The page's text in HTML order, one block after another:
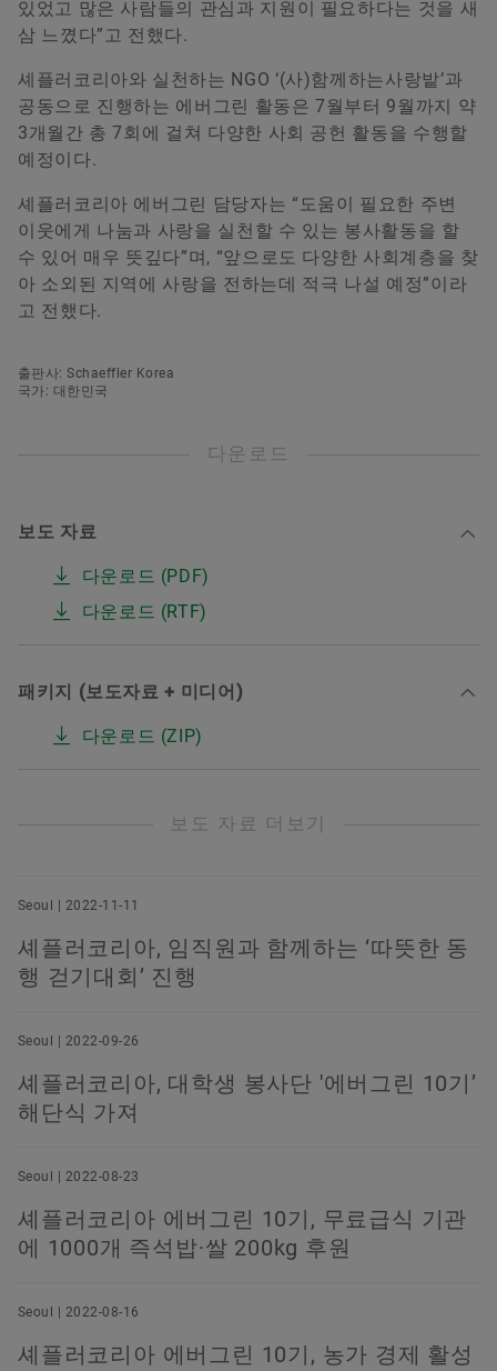
있었고 많은 사람들의 관심과 지원이 필요하다는 것을 새
삼 느꼈다”고 전했다.
셰플러코리아와 실천하는 NGO ‘(사)함께하는사랑밭’과
공동으로 진행하는 에버그린 활동은 7월부터 9월까지 약
3개월간 총 7회에 걸쳐 다양한 사회 공헌 활동을 수행할
예정이다.
셰플러코리아 에버그린 담당자는 “도움이 필요한 주변
이웃에게 나눔과 사랑을 실천할 수 있는 봉사활동을 할
수 있어 매우 뜻깊다”며, “앞으로도 다양한 사회계층을 찾
아 소외된 지역에 사랑을 전하는데 적극 나설 예정”이라
고 전했다.
출판사: Schaeffler Korea
국가: 대한민국
다운로드
보도 자료
다운로드 (PDF)
다운로드 (RTF)
패키지 (보도자료 + 미디어)
다운로드 (ZIP)
보도 자료 더보기
Seoul | 2022-11-11
셰플러코리아, 임직원과 함께하는 ‘따뜻한 동
행 걷기대회’ 진행
Seoul | 2022-09-26
셰플러코리아, 대학생 봉사단 '에버그린 10기’
해단식 가져
Seoul | 2022-08-23
셰플러코리아 에버그린 10기, 무료급식 기관
에 1000개 즉석밥·쌀 200kg 후원
Seoul | 2022-08-16
셰플러코리아 에버그린 10기, 농가 경제 활성